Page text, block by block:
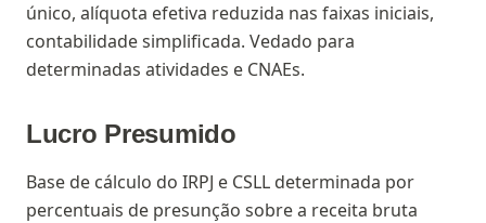
único, alíquota efetiva reduzida nas faixas iniciais,
contabilidade simplificada. Vedado para
determinadas atividades e CNAEs.
Lucro Presumido
Base de cálculo do IRPJ e CSLL determinada por
percentuais de presunção sobre a receita bruta